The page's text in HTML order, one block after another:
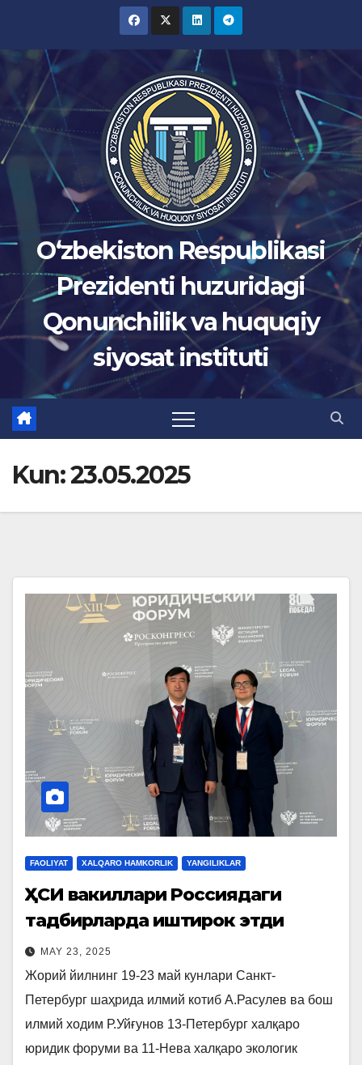
content
Oʻzbekiston Respublikasi
Prezidenti huzuridagi
Qonunchilik va huquqiy
siyosat instituti
Kun:23.05.2025
FAOLIYAT XALQARO HAMKORLIK YANGILIKLAR
ҚҲСИ вакиллари Россиядаги
тадбирларда иштирок этди
MAY 23, 2025
Жорий йилнинг 19-23 май кунлари Санкт-
Петербург шаҳрида илмий котиб А.Расулев ва бош
илмий ходим Р.Уйғунов 13-Петербург халқаро
юридик форуми ва 11-Нева халқаро экологик